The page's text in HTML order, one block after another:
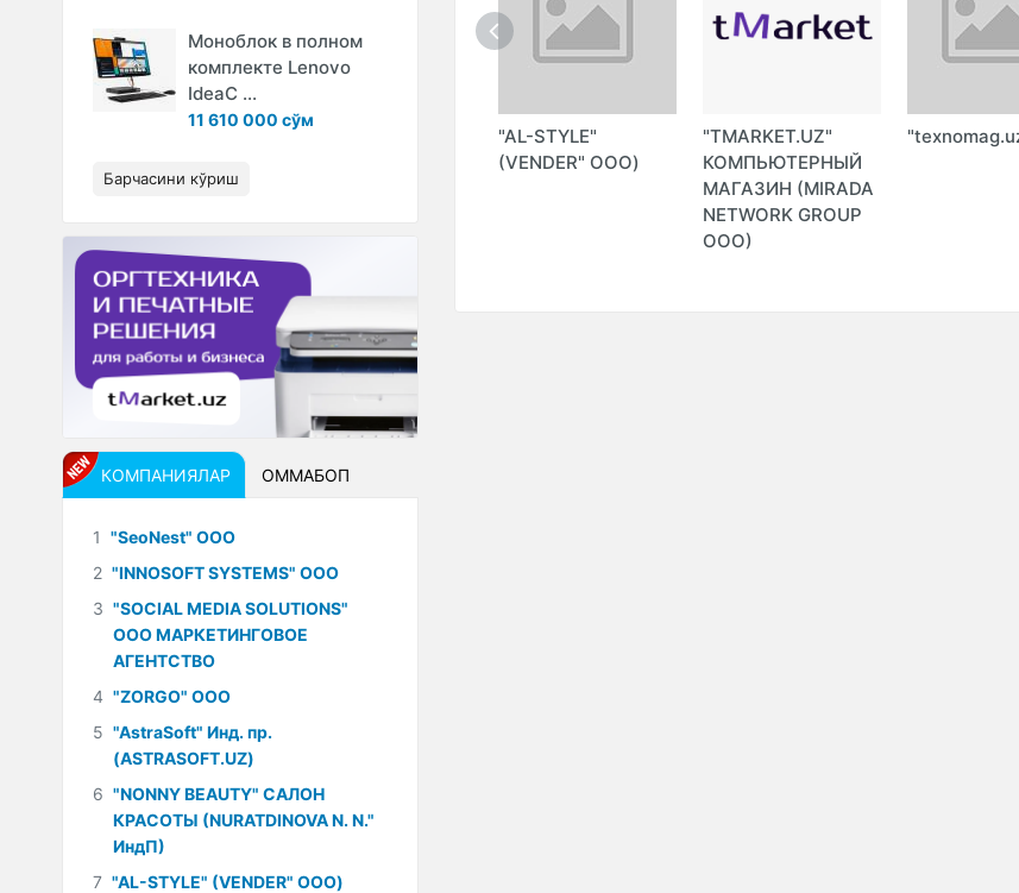
МАГАЗИН
"JADEEDSPORT"
"AL-STYLE"
(VENDER" ООО)
"TMARKET.UZ"
КОМПЬЮТЕРНЫЙ
МАГАЗИН (MIRADA
NETWORK GROUP
ООО)
Моноблок в полном
комплекте Lenovo
IdeaC ...
11 610 000 сўм
Барчасини кўриш
КОМПАНИЯЛАР ОММАБОП
1 "SeoNest" ООО
2 "INNOSOFT SYSTEMS" ООО
3 "SOCIAL MEDIA SOLUTIONS"
ООО МАРКЕТИНГОВОЕ
АГЕНТСТВО
4 "ZORGO" ООО
5 "AstraSoft" Инд. пр.
(ASTRASOFT.UZ)
6 "NONNY BEAUTY" САЛОН
КРАСОТЫ (NURATDINOVA N. N."
ИндП)
7 "AL-STYLE" (VENDER" ООО)